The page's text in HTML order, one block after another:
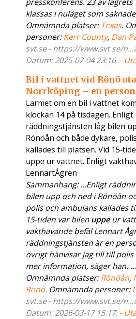
klassas i nuläget som
Omnämnda platser: Texas.
personer:Kerr County, Dan
svt.se - https://www.svt.se/
Datum: 2025-07-04 23:16. -
Bil i vattnet vid Rönö
Norrköping – en person
Larmet om en bil i vattnet
klockan 14 på tisdagen. Enligt
räddningstjänsten låg bilen
Rönöån och både dykare,
kallades till platsen. Vid
uppe ur vattnet. Enligt
LennartÅgren
Sammanhang: ...Enligt
bilen upp och ned i Rönöån
polis och ambulans kallades
15‑tiden var bilen uppeur
vakthavande befäl Lennart
räddningstjänsten är en
övrigt hänvisar jag till till
mer information, säger han. ...
Omnämnda platser:Rönöån,
Rönö. Omnämnda personer:
svt.se - https://www.svt.se/
Datum: 2026-03-17 15:17. -